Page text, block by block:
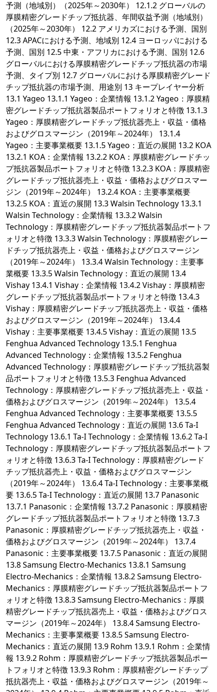
予測（地域別）（2025年～2030年） 12.1.2 グローバルの
厚膜精密グレードチップ抵抗器、年間収益予測（地域別）
（2025年～2030年） 12.2 アメリカズにおける予測、国別
12.3 APACにおける予測、地域別 12.4 ヨーロッパにおける
予測、国別 12.5 中東・アフリカにおける予測、国別 12.6
グローバルにおける厚膜精密グレードチップ抵抗器の市場
予測、タイプ別 12.7 グローバルにおける厚膜精密グレード
チップ抵抗器の市場予測、用途別 13 キープレイヤー分析
13.1 Yageo 13.1.1 Yageo：企業情報 13.1.2 Yageo：厚膜精
密グレードチップ抵抗器製品ポートフォリオと特徴 13.1.3
Yageo：厚膜精密グレードチップ抵抗器売上・収益・価格
およびグロスマージン（2019年～2024年） 13.1.4
Yageo：主要事業概要 13.1.5 Yageo：直近の展開 13.2 KOA
13.2.1 KOA：企業情報 13.2.2 KOA：厚膜精密グレードチッ
プ抵抗器製品ポートフォリオと特徴 13.2.3 KOA：厚膜精密
グレードチップ抵抗器売上・収益・価格およびグロスマー
ジン（2019年～2024年） 13.2.4 KOA：主要事業概要
13.2.5 KOA：直近の展開 13.3 Walsin Technology 13.3.1
Walsin Technology：企業情報 13.3.2 Walsin
Technology：厚膜精密グレードチップ抵抗器製品ポートフ
ォリオと特徴 13.3.3 Walsin Technology：厚膜精密グレー
ドチップ抵抗器売上・収益・価格およびグロスマージン
（2019年～2024年） 13.3.4 Walsin Technology：主要事
業概要 13.3.5 Walsin Technology：直近の展開 13.4
Vishay 13.4.1 Vishay：企業情報 13.4.2 Vishay：厚膜精密
グレードチップ抵抗器製品ポートフォリオと特徴 13.4.3
Vishay：厚膜精密グレードチップ抵抗器売上・収益・価格
およびグロスマージン（2019年～2024年） 13.4.4
Vishay：主要事業概要 13.4.5 Vishay：直近の展開 13.5
Fenghua Advanced Technology 13.5.1 Fenghua
Advanced Technology：企業情報 13.5.2 Fenghua
Advanced Technology：厚膜精密グレードチップ抵抗器製
品ポートフォリオと特徴 13.5.3 Fenghua Advanced
Technology：厚膜精密グレードチップ抵抗器売上・収益・
価格およびグロスマージン（2019年～2024年） 13.5.4
Fenghua Advanced Technology：主要事業概要 13.5.5
Fenghua Advanced Technology：直近の展開 13.6 Ta-I
Technology 13.6.1 Ta-I Technology：企業情報 13.6.2 Ta-I
Technology：厚膜精密グレードチップ抵抗器製品ポートフ
ォリオと特徴 13.6.3 Ta-I Technology：厚膜精密グレード
チップ抵抗器売上・収益・価格およびグロスマージン
（2019年～2024年） 13.6.4 Ta-I Technology：主要事業概
要 13.6.5 Ta-I Technology：直近の展開 13.7 Panasonic
13.7.1 Panasonic：企業情報 13.7.2 Panasonic：厚膜精密
グレードチップ抵抗器製品ポートフォリオと特徴 13.7.3
Panasonic：厚膜精密グレードチップ抵抗器売上・収益・
価格およびグロスマージン（2019年～2024年） 13.7.4
Panasonic：主要事業概要 13.7.5 Panasonic：直近の展開
13.8 Samsung Electro-Mechanics 13.8.1 Samsung
Electro-Mechanics：企業情報 13.8.2 Samsung Electro-
Mechanics：厚膜精密グレードチップ抵抗器製品ポートフ
ォリオと特徴 13.8.3 Samsung Electro-Mechanics：厚膜
精密グレードチップ抵抗器売上・収益・価格およびグロス
マージン（2019年～2024年） 13.8.4 Samsung Electro-
Mechanics：主要事業概要 13.8.5 Samsung Electro-
Mechanics：直近の展開 13.9 Rohm 13.9.1 Rohm：企業情
報 13.9.2 Rohm：厚膜精密グレードチップ抵抗器製品ポー
トフォリオと特徴 13.9.3 Rohm：厚膜精密グレードチップ
抵抗器売上・収益・価格およびグロスマージン（2019年～